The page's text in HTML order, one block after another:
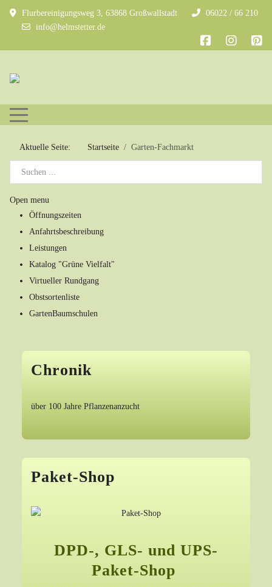
Flurbereinigungsweg 3, 63868 Großwallstadt
06022 / 66 210
info@helmstetter.de
Mobile Menu Toggle
Aktuelle Seite: Startseite Garten-Fachmarkt
Open menu
Öffnungszeiten
Anfahrtsbeschreibung
Leistungen
Katalog "Grüne Vielfalt"
Virtueller Rundgang
Obstsortenliste
GartenBaumschulen
Chronik
über 100 Jahre Pflanzenanzucht
Paket-Shop
DPD-, GLS- und UPS-
Paket-Shop